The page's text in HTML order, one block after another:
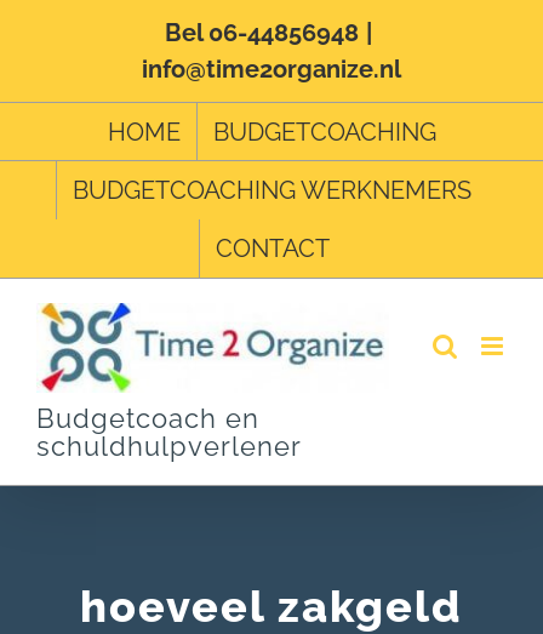
Bel 06-44856948
info@time2organize.nl
HOME
BUDGETCOACHING
BUDGETCOACHING WERKNEMERS
CONTACT
Budgetcoach en
schuldhulpverlener
hoeveel zakgeld